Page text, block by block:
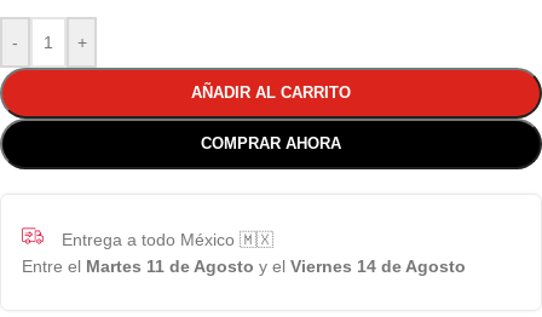
- +
AÑADIR AL CARRITO
COMPRAR AHORA
Entrega a todo México 🇲🇽
Entre el Martes 11 de Agosto y el Viernes 14 de Agosto